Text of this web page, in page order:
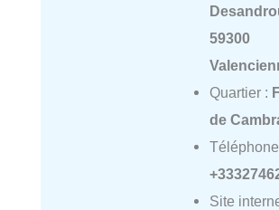
59300
Quartier :
de
Site